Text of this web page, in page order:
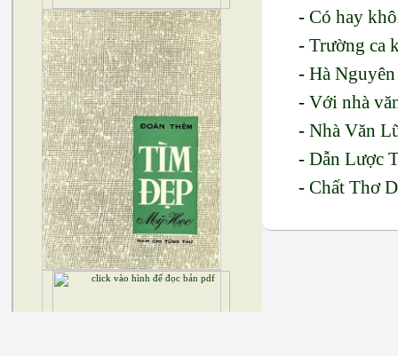
-Có hay
-Trường ca
-Hà
-Với nhà
-Nhà Văn
-Dẫn Lược
-Chất Thơ